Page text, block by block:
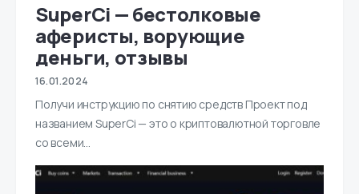
SuperCi — бестолковые
аферисты, ворующие
деньги, отзывы
16.01.2024
Получи инструкцию по снятию средств Проект под
названием SuperCi — это о криптовалютной торговле
со всеми…